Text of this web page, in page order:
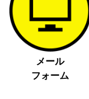
メール
フォーム